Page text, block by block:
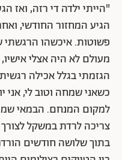
"הייתי ילדה די רזה, ואז
הגיע המחזור החודשי,
פשוטות. איכשהו הרגשתי
מעולם לא היה אצלי
הגזמתי בגלל אכילה
כשאני שמחה וטוב לי, אני
למקום המנחם. הבמאי
צריכה לרדת במשקל